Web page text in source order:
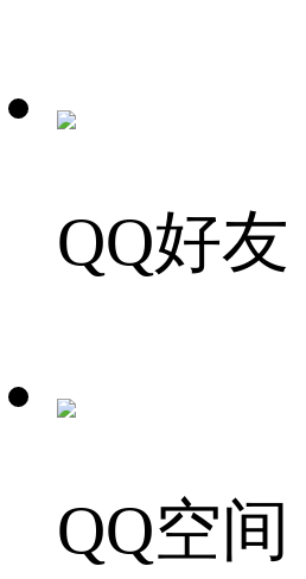
QQ好友
QQ空间